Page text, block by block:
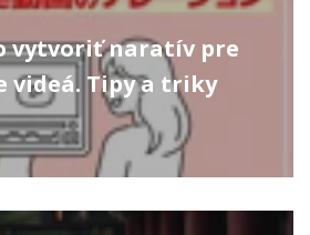
vytvoriť naratív pre
videá. Tipy a triky